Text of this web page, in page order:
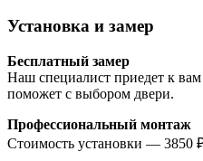
Установка и замер
Бесплатный замер
Наш специалист приедет к вам
поможет с выбором двери.
Профессиональный монтаж
Стоимость установки — 3850